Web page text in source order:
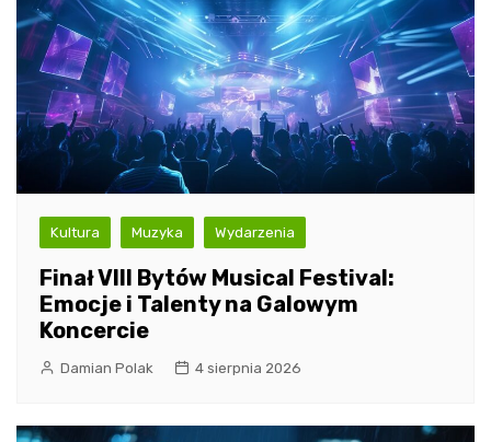
Kultura Muzyka Wydarzenia
Finał VIII Bytów Musical Festival:
Emocje i Talenty na Galowym
Koncercie
Damian Polak 4 sierpnia 2026